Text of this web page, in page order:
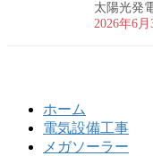
太陽光発
2026年6月
ホーム
電気設備工事
メガソーラー